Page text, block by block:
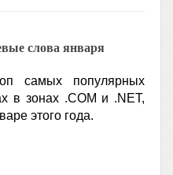
слова января
самых популярных
в зонах .COM и .NET,
этого года.